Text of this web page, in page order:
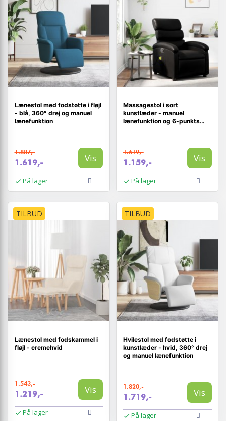
Lænestol med fodstøtte i fløjl
- blå, 360° drej og manuel
lænefunktion
1.887,-
1.619,- Vis
På lager
Massagestol i sort
kunstlæder - manuel
lænefunktion og 6-punkts
1.619,-
1.159,- Vis
På lager
TILBUD
Lænestol med fodskammel i
fløjl - cremehvid
1.543,-
1.219,- Vis
På lager
TILBUD
Hvilestol med fodstøtte i
kunstlæder - hvid, 360° drej
og manuel lænefunktion
1.820,-
1.719,- Vis
På lager